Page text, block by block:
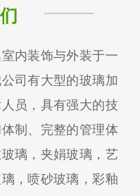
内装饰与外装于一
司有大型的玻璃加
员，具有强大的技
制、完整的管理体
璃，夹娟玻璃，艺
，喷砂玻璃，彩釉